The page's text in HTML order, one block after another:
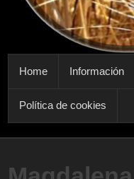
MENÚ PRINCIPAL
Home Información
Política de cookies